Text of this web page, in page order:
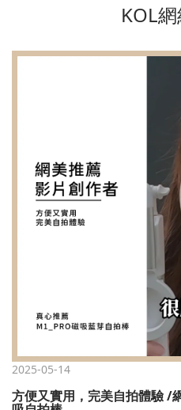
KOL
2025-05-14
方便又實用，完美自拍體驗 /